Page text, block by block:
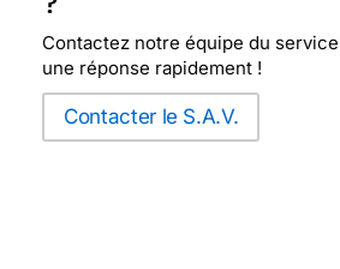
Contactez notre équipe du
une réponse rapidement !
Contacter le S.A.V.